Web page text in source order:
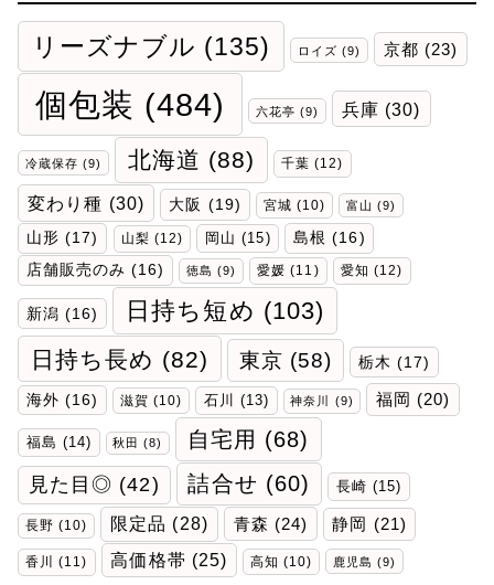
リーズナブル (135) ロイズ (9) 京都 (23)
個包装 (484) 六花亭 (9) 兵庫 (30)
冷蔵保存 (9) 北海道 (88) 千葉 (12)
変わり種 (30) 大阪 (19) 宮城 (10) 富山 (9)
山形 (17) 山梨 (12) 岡山 (15) 島根 (16)
店舗販売のみ (16) 徳島 (9) 愛媛 (11) 愛知 (12)
新潟 (16) 日持ち短め (103)
日持ち長め (82) 東京 (58) 栃木 (17)
海外 (16) 滋賀 (10) 石川 (13) 神奈川 (9) 福岡 (20)
福島 (14) 秋田 (8) 自宅用 (68)
見た目◎ (42) 詰合せ (60) 長崎 (15)
長野 (10) 限定品 (28) 青森 (24) 静岡 (21)
香川 (11) 高価格帯 (25) 高知 (10) 鹿児島 (9)